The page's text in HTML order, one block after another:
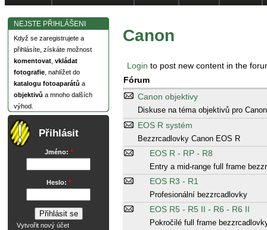
NEJSTE PŘIHLÁŠENI
Když se zaregistrujete a
přihlásíte, získáte možnost
komentovat vkládat
fotografie , nahlížet do
katalogu fotoaparátů a
objektivů a mnoho dalších
výhod.
Přihlásit
Jméno: *
Heslo: *
Vytvořit nový účet
Canon
Login to post new content in the
Fórum
Canon objektivy
Diskuse na téma objektivů pro
EOS R systém
Bezzrcadlovky Canon EOS R
EOS R - RP - R8
Entry a mid-range full frame
EOS R3 - R1
Profesionální bezzrcadlovky
EOS R5 - R5 II - R6 - R6 II
Pokročilé full frame